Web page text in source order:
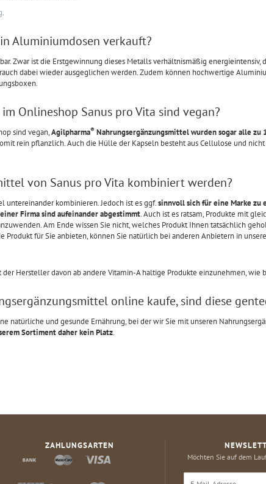
.
Aluminiumdosen verkauft?
Zwar ist die Erstgewinnung dieses Metalls verhältnismäßig energieintensiv,
dabei wieder ausgeglichen werden. Zudem können hochwertige
Onlineshop Sanus pro Vita sind vegan?
sind vegan,Agilpharma®Nahrungsergänzungsmittel wurden sogar alle zu
rein pflanzlich. Auch die Hülle der Kapseln besteht aus Cellulose und nicht
von Sanus pro Vita kombiniert werden?
untereinander kombinieren. Jedoch ist es ggf.sinnvoll sich für eine Marke zu
Firma sind aufeinander abgestimmt. Auch ist es ratsam, Produkte mit
Am Ende wissen Sie nicht, welches Produkt Ihnen tatsächlich
Produkt für Sie anbieten, können Sie natürlich bei anderen Anbietern in
Hersteller davon ab andere Vitamin-A haltige Produkte einzunehmen, wie
online kaufe, sind diese
natürliche und gesunde Ernährung, bei der wir Sie mit unseren
Sortiment daher kein Platz.
ZAHLUNGSARTEN
Möchten Sie auf dem